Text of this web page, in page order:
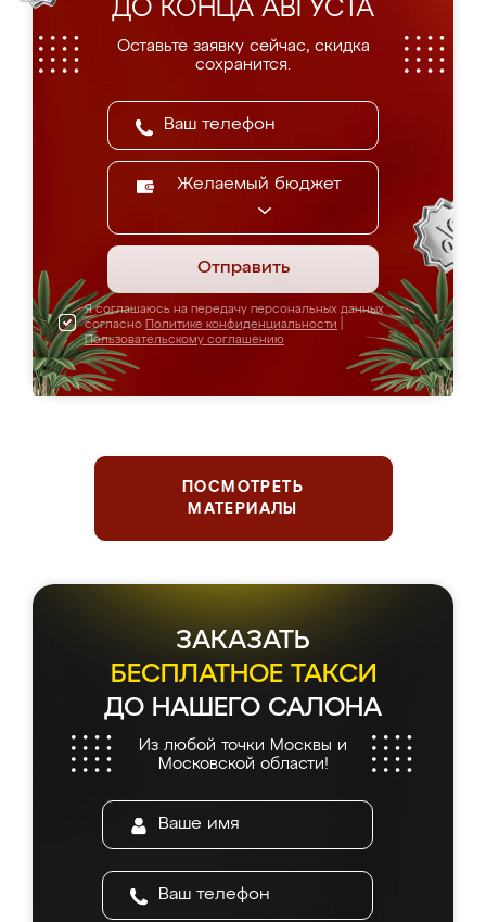
ДО КОНЦА АВГУСТА
Оставьте заявку сейчас, скидка
сохранится.
Желаемый бюджет
Отправить
Я соглашаюсь на передачу персональных данных
согласно Политике конфиденциальности
Пользовательскому соглашению
ПОСМОТРЕТЬ
МАТЕРИАЛЫ
ЗАКАЗАТЬ
БЕСПЛАТНОЕ ТАКСИ
ДО НАШЕГО САЛОНА
Из любой точки Москвы и
Московской области!